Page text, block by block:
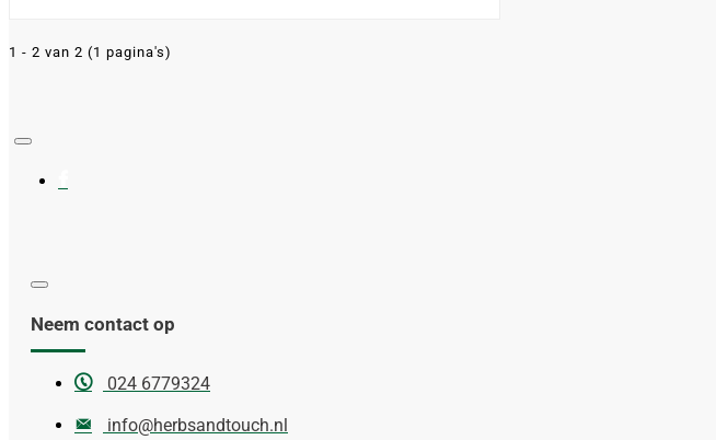
1 - 2 van 2 (1 pagina's)
Neem contact op
024 6779324
info@herbsandtouch.nl